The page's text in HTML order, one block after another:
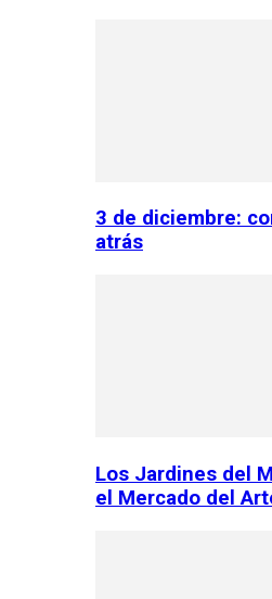
3 de diciembre:
atrás
Los Jardines del
el Mercado del